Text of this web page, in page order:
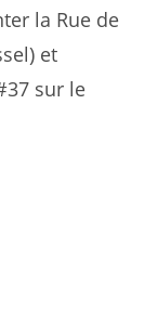
la Rue de
et
sur le